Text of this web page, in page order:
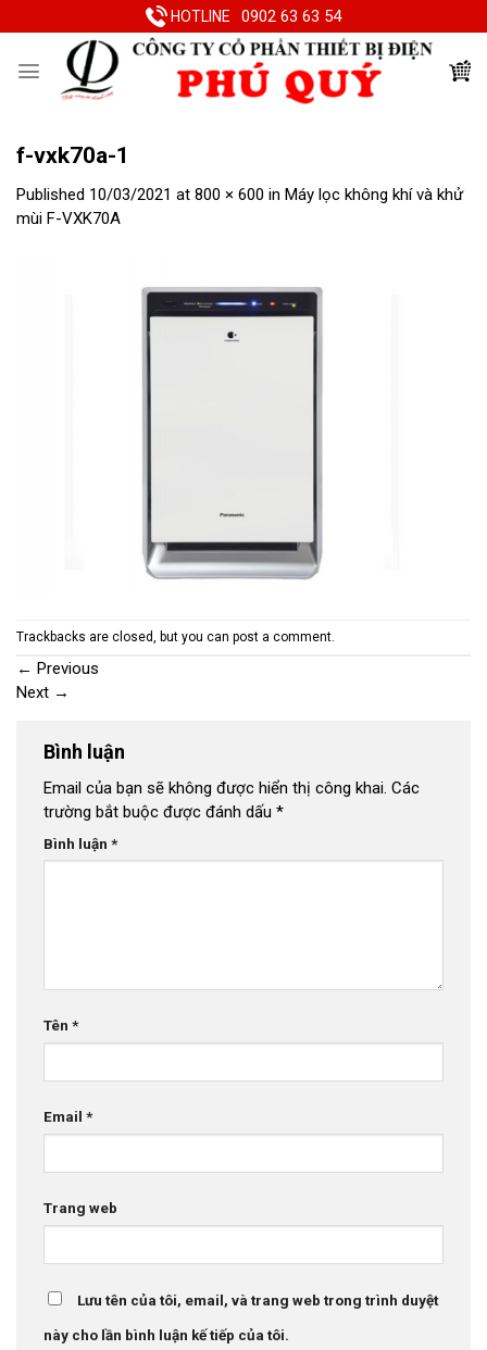
to
HOTLINE 0902 63 63 54
f-vxk70a-1
Published 10/03/2021 at 800 × 600 in Máy lọc không khí và khử
mùi F-VXK70A
Trackbacks are closed, but you can post a comment.
← Previous
Next →
Bình luận
Email của bạn sẽ không được hiển thị công khai. Các
trường bắt buộc được đánh dấu *
Bình luận *
Tên *
Email *
Trang web
Lưu tên của tôi, email, và trang web trong trình duyệt
này cho lần bình luận kế tiếp của tôi.